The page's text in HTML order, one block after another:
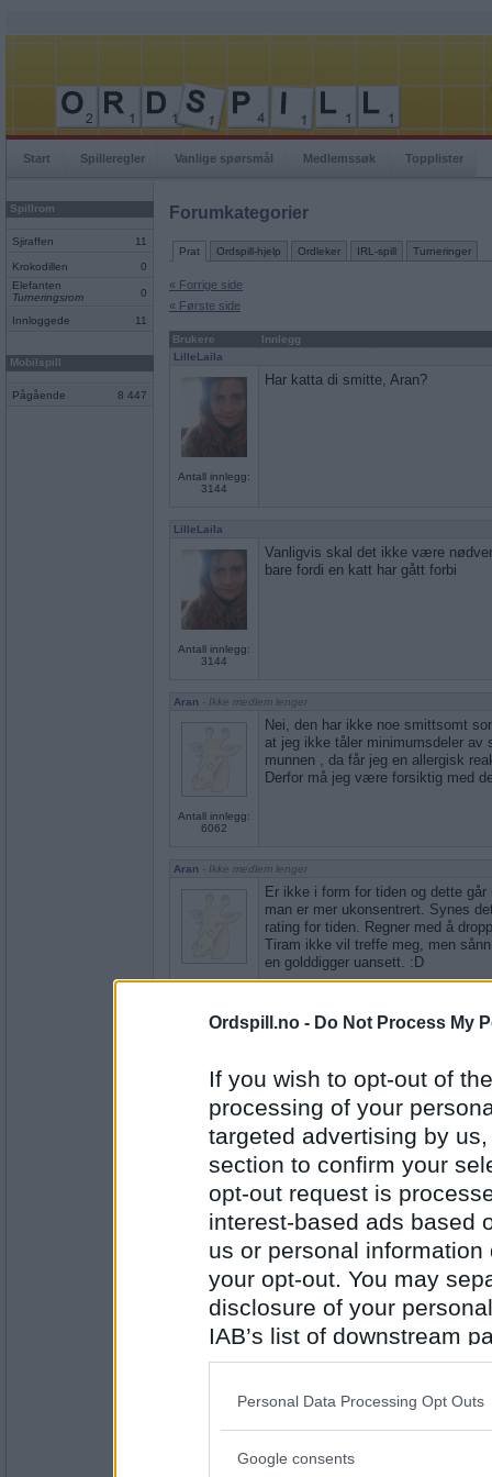
Ordspill.no - Do Not Process My
If you wish to opt-out of
processing of your
targeted advertising by
section to confirm your
opt-out request is
interest-based ads based
us or personal
your opt-out. You may
disclosure of your
IAB’s list of downstream
also be disclosed by us
Downstream Participants
Please note that this
Personal Data Processing Opt Outs
Google consents
Start Spilleregler Vanlige spørsmål Medlemssøk Topplister
Spillrom
Sjiraffen 11
Krokodillen
0
Elefanten
Turneringsrom
0
Innloggede 11
Mobilspill
Pågående 8 447
Forumkategorier
Prat Ordspill-hjelp Ordleker IRL-spill Turneringer
« Forrige side
« Første side
Brukere
Innlegg
LilleLaila
Antall innlegg:
3144
Har katta di smitte, Aran?
LilleLaila
Antall innlegg:
3144
Vanligvis skal det ikke være
bare fordi en katt har gått forbi
Aran - Ikke medlem lenger
Antall innlegg:
6062
Nei, den har ikke noe smittsomt
at jeg ikke tåler minimumsdeler av
munnen , da får jeg en allergisk
Derfor må jeg være forsiktig med
Aran - Ikke medlem lenger
Antall innlegg:
Er ikke i form for tiden og dette
man er mer ukonsentrert. Synes
rating for tiden. Regner med å
Tiram ikke vil treffe meg, men
en golddigger uansett. :D
Antall innlegg:
781
Golddigger du ;-). Er bare ute etter
- Ikke medlem lenger
Antall innlegg:
Det var rankingen jeg tenkte på.
- Ikke medlem lenger
om jeg hadde 1042 ?